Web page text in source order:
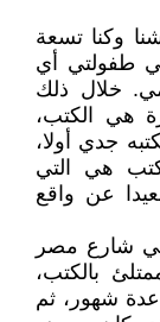
وكنا تسعة
طفولتي أي
خلال ذلك
هي الكتب،
جدي أولا،
هي التي
عن واقع
شارع مصر
بالكتب،
شهور، ثم